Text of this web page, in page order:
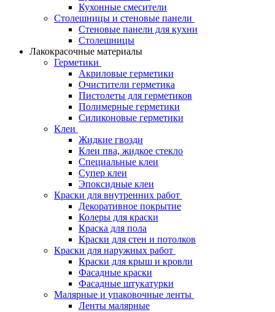
Кухонные смесители
Столешницы и стеновые панели
Стеновые панели для кухни
Столешницы
Лакокрасочные материалы
Герметики
Акриловые герметики
Очистители герметика
Пистолеты для герметиков
Полимерные герметики
Силиконовые герметики
Клеи
Жидкие гвозди
Клеи пва, жидкое стекло
Специальные клеи
Супер клеи
Эпоксидные клеи
Краски для внутренних работ
Декоративное покрытие
Колеры для краски
Краска для пола
Краски для стен и потолков
Краски для наружных работ
Краски для крыш и кровли
Фасадные краски
Фасадные штукатурки
Малярные и упаковочные ленты
Ленты малярные